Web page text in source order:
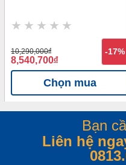
10,290,000đ
8,540,700đ
-17%
Chọn mua
Bạn
Liên hệ